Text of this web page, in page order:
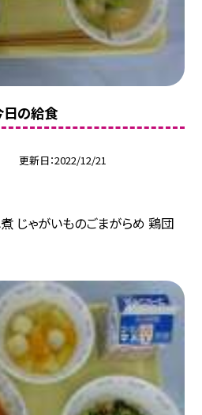
日の給食
更新日 2022/12/21
じゃがいものごまがらめ 鶏団